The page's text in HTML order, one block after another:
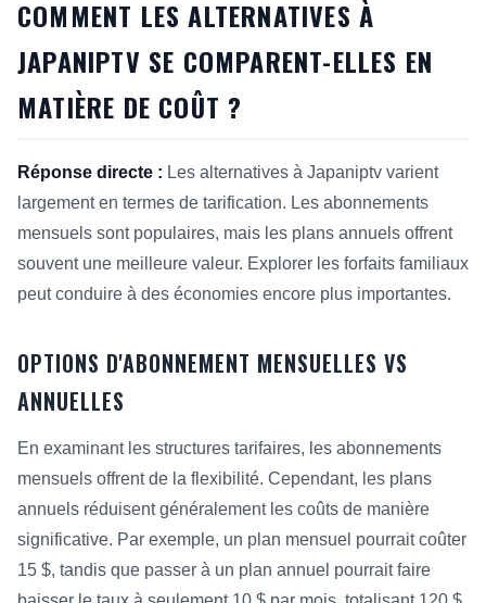
COMMENT LES ALTERNATIVES À
JAPANIPTV SE COMPARENT-ELLES EN
MATIÈRE DE COÛT ?
Réponse directe : Les alternatives à Japaniptv varient
largement en termes de tarification. Les abonnements
mensuels sont populaires, mais les plans annuels offrent
souvent une meilleure valeur. Explorer les forfaits familiaux
peut conduire à des économies encore plus importantes.
OPTIONS D'ABONNEMENT MENSUELLES VS
ANNUELLES
En examinant les structures tarifaires, les abonnements
mensuels offrent de la flexibilité. Cependant, les plans
annuels réduisent généralement les coûts de manière
significative. Par exemple, un plan mensuel pourrait coûter
15 $, tandis que passer à un plan annuel pourrait faire